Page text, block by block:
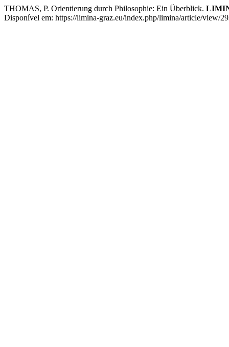
THOMAS, P. Orientierung durch Philosophie: Ein Überblick.
Disponível em: https://limina-graz.eu/index.php/limina/article/view/